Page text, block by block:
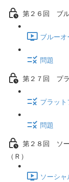
第２６回 ブ
ブルー
問題
第２７回 プ
プラッ
問題
第２８回 ソー
（Ｒ）
ソーシ